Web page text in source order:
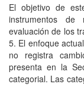
El objetivo de
instrumentos
evaluación de los
5. El enfoque
no registra
presenta en la
categorial. Las